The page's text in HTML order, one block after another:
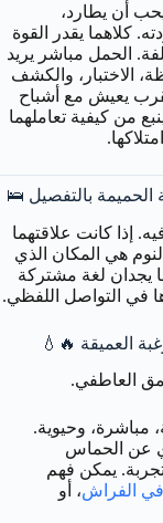
أن يطارد،
كلاهما يقدر القوة
الحمل مباشر يريد
الاختبار، والكشف
يعيش مع أشباح
من كيفية تعاملهما
الحميمة بالتفصيل 🛌
إذا كانت علاقتهما
هي المكان الذي
يجدان لغة مشتركة
في التواصل اللفظي.
العميقة 🔥💧
العاطفي.
مباشرة، وحيوية.
عن الحماس
يمكن فهم
الفراش، أو